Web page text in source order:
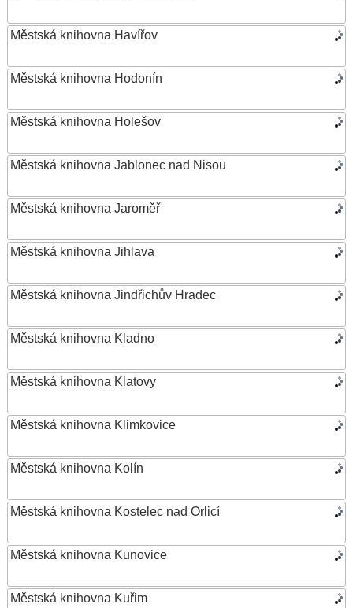
Městská knihovna Havířov
Městská knihovna Hodonín
Městská knihovna Holešov
Městská knihovna Jablonec nad Nisou
Městská knihovna Jaroměř
Městská knihovna Jihlava
Městská knihovna Jindřichův Hradec
Městská knihovna Kladno
Městská knihovna Klatovy
Městská knihovna Klimkovice
Městská knihovna Kolín
Městská knihovna Kostelec nad Orlicí
Městská knihovna Kunovice
Městská knihovna Kuřim